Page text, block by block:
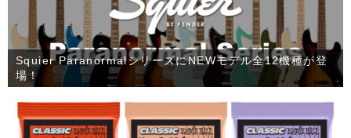
Squier ParanormalシリーズにNEWモデル全12機種が登
場！